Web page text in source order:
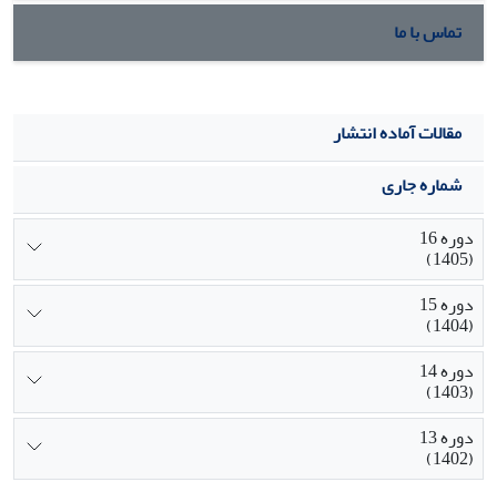
تماس با ما
مقالات آماده انتشار
شماره جاری
دوره 16
(1405)
دوره 15
(1404)
دوره 14
(1403)
دوره 13
(1402)